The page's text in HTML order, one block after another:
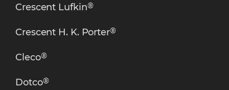
Crescent Lufkin®
Crescent H. K. Porter®
Cleco®
Dotco®